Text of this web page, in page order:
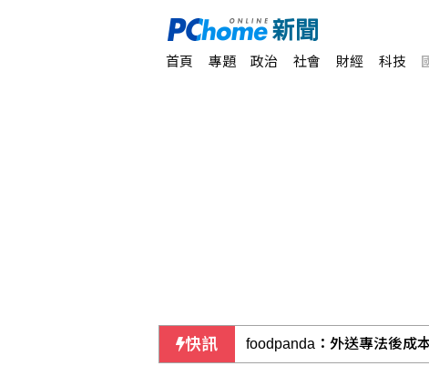
首頁 專題 政治 社會 財經 科技
快訊 富采第2季售廠挹注獲利